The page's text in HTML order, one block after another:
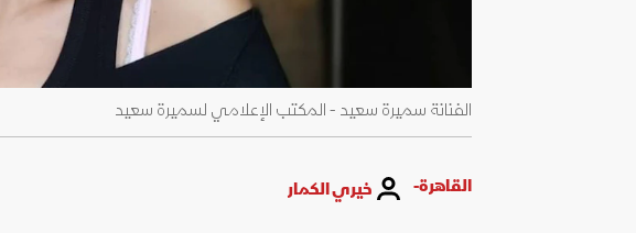
الفنانة سميرة سعيد - المكتب الإعلامي لسميرة سعيد
القاهرة- خيري الكمار